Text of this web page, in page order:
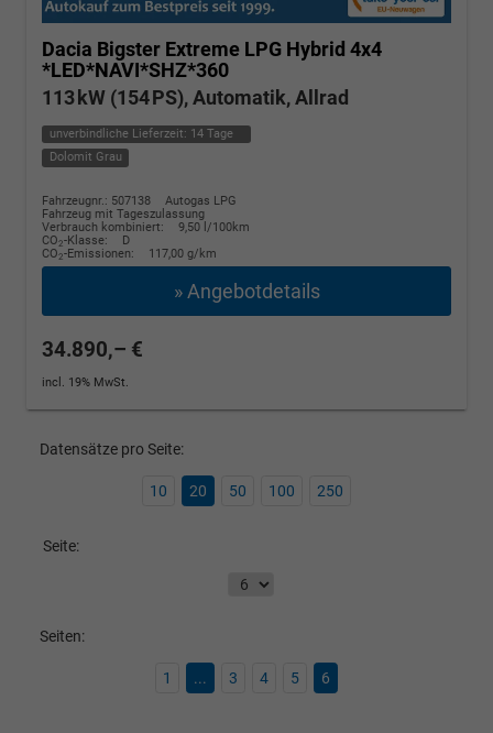
Dacia Bigster Extreme LPG Hybrid 4x4
*LED*NAVI*SHZ*360
113 kW (154 PS), Automatik, Allrad
unverbindliche Lieferzeit: 14 Tage
Dolomit Grau
Fahrzeugnr.: 507138
Autogas LPG
Fahrzeug mit Tageszulassung
Verbrauch kombiniert:
9,50 l/100km
CO2-Klasse:
D
CO2-Emissionen: 117,00 g/km
» Angebotdetails
34.890,– €
incl. 19% MwSt.
Datensätze pro Seite:
10 20 50 100 250
Seite:
Seiten:
1 ... 3 4 5 6